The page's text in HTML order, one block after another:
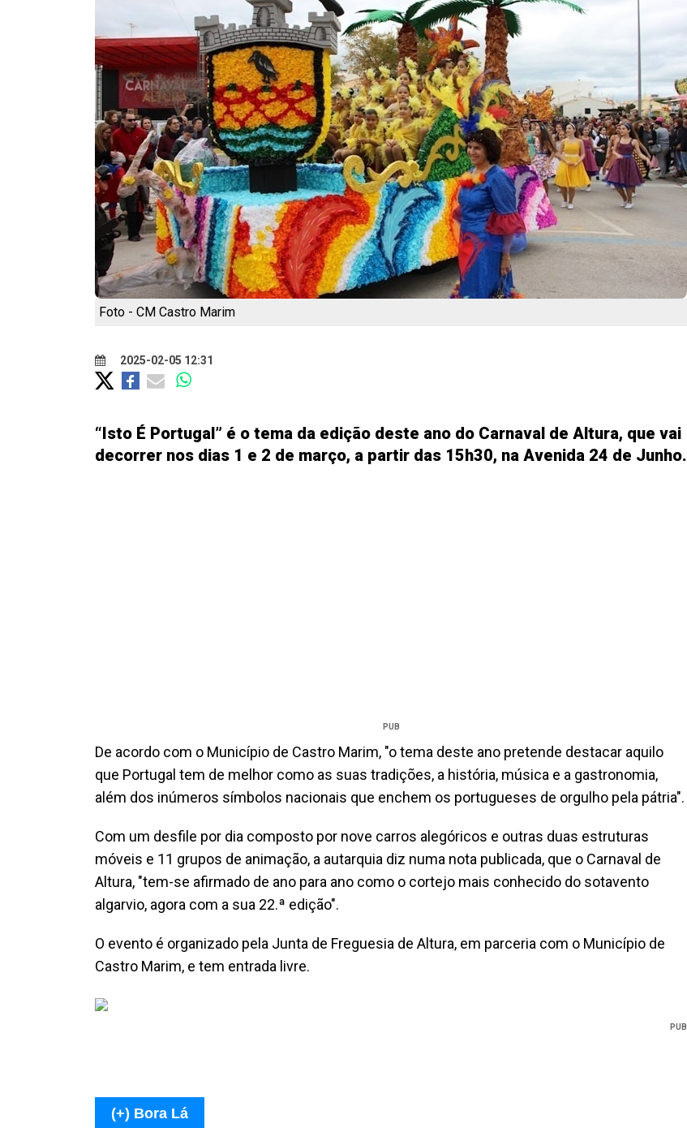
Foto - CM Castro Marim
2025-02-05 12:31
“Isto É Portugal” é o tema da edição deste ano do Carnaval de Altura, que vai
decorrer nos dias 1 e 2 de março, a partir das 15h30, na Avenida 24 de Junho.
PUB
De acordo com o Município de Castro Marim, "o tema deste ano pretende destacar aquilo
que Portugal tem de melhor como as suas tradições, a história, música e a gastronomia,
além dos inúmeros símbolos nacionais que enchem os portugueses de orgulho pela pátria".
Com um desfile por dia composto por nove carros alegóricos e outras duas estruturas
móveis e 11 grupos de animação, a autarquia diz numa nota publicada, que o Carnaval de
Altura, "tem-se afirmado de ano para ano como o cortejo mais conhecido do sotavento
algarvio, agora com a sua 22.ª edição".
O evento é organizado pela Junta de Freguesia de Altura, em parceria com o Município de
Castro Marim, e tem entrada livre.
PUB
(+) Bora Lá